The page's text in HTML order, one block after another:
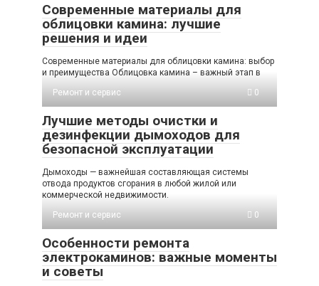
Современные материалы для
облицовки камина: лучшие
решения и идеи
Современные материалы для облицовки камина: выбор
и преимущества Облицовка камина – важный этап в
Ремонт и сервис
0
Лучшие методы очистки и
дезинфекции дымоходов для
безопасной эксплуатации
Дымоходы — важнейшая составляющая системы
отвода продуктов сгорания в любой жилой или
коммерческой недвижимости.
Ремонт и сервис
0
Особенности ремонта
электрокаминов: важные моменты
и советы